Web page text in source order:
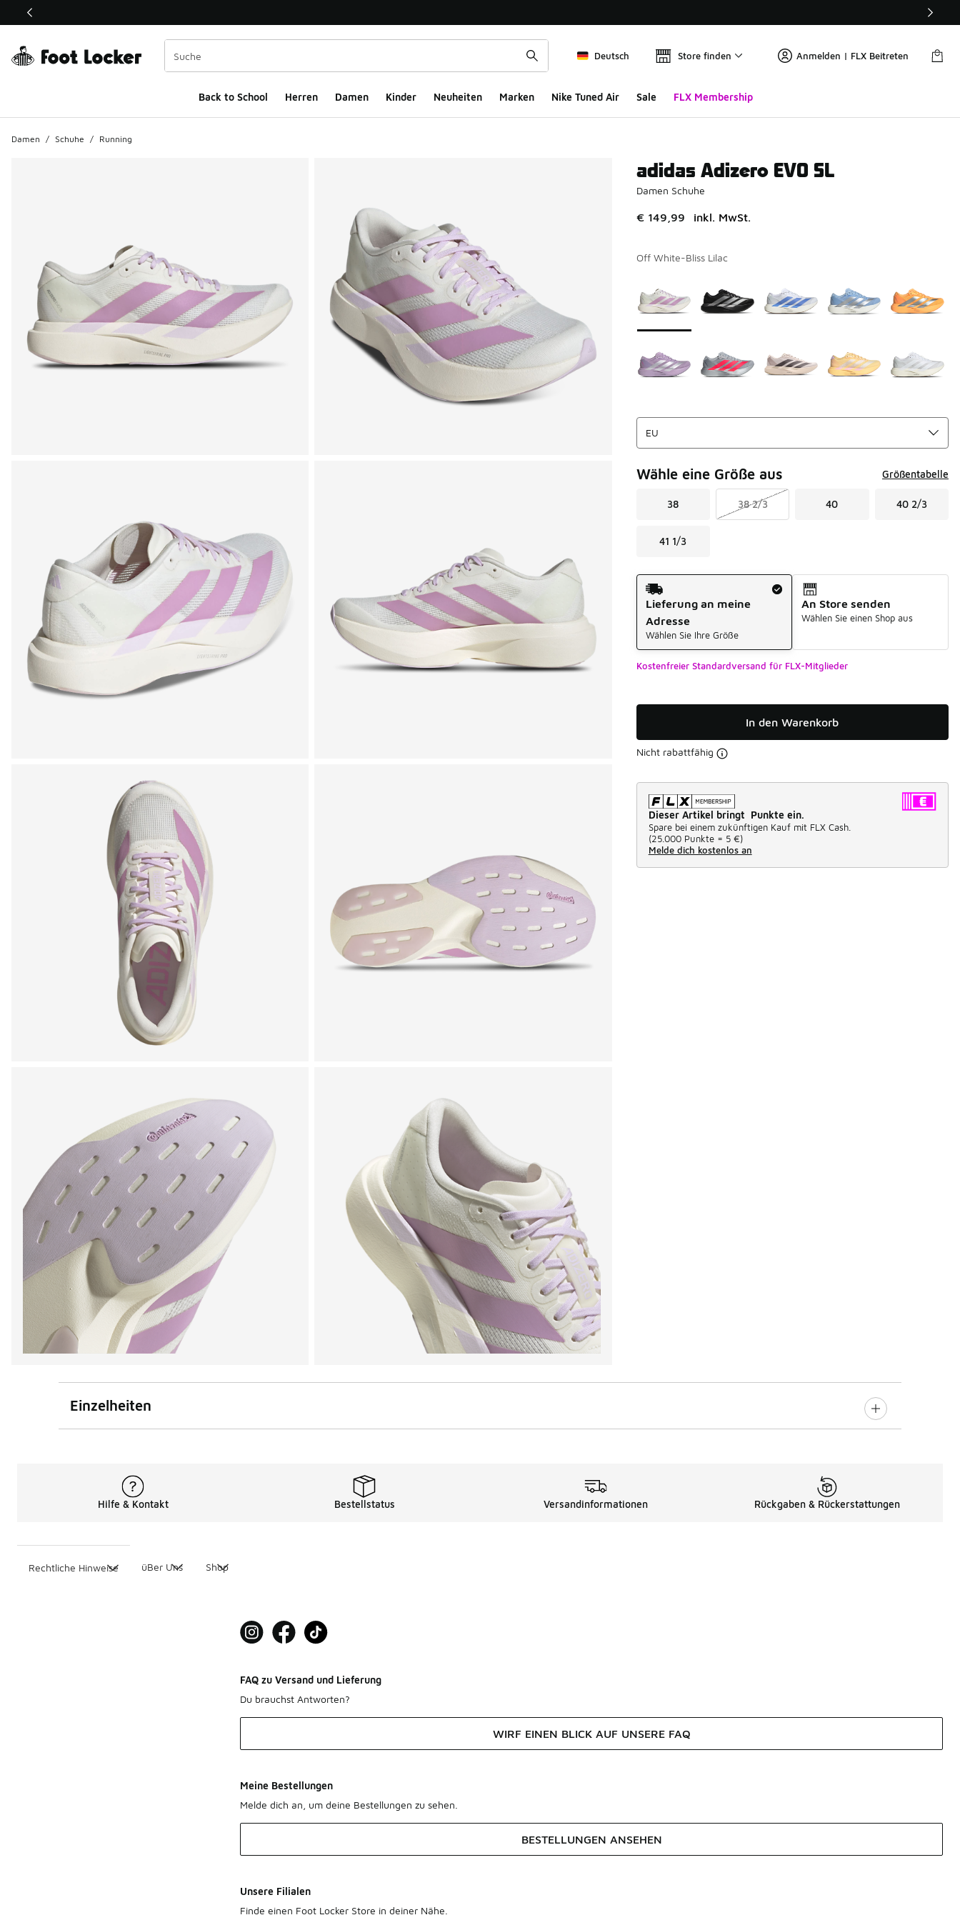
Dieser Link öffnet sich in einem neuen Fenster
Deutsch Store finden Anmelden | FLX Beitreten
Back to School Herren Damen Kinder Neuheiten Marken Nike Tuned Air Sale FLX Membership
Damen / Schuhe / Running
adidas Adizero EVO SL
Damen Schuhe
€ 149,99 inkl. MwSt.
Off White-Bliss Lilac
Wähle eine Größe aus Größentabelle
38 38 2/3 40 40 2/3
41 1/3
Versandart
Lieferung an meine
Adresse
Wählen Sie Ihre Größe
An Store senden
Wählen Sie einen Shop aus
Kostenfreier Standardversand für FLX-Mitglieder
In den Warenkorb
Nicht rabattfähig
Dieser Artikel bringt Punkte ein.
Spare bei einem zukünftigen Kauf mit FLX Cash.
(25.000 Punkte = 5 €)
Melde dich kostenlos an
Einzelheiten
Hilfe & Kontakt Bestellstatus Versandinformationen Rückgaben & Rückerstattungen
Rechtliche Hinweise üBer Uns Shop
FAQ zu Versand und Lieferung
Du brauchst Antworten?
WIRF EINEN BLICK AUF UNSERE FAQ
Meine Bestellungen
Melde dich an, um deine Bestellungen zu sehen.
BESTELLUNGEN ANSEHEN
Unsere Filialen
Finde einen Foot Locker Store in deiner Nähe.